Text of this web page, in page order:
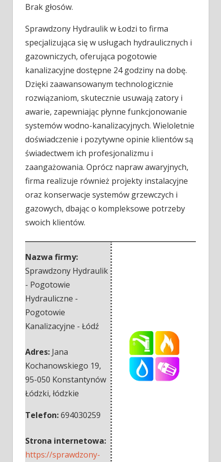
Brak głosów.
Sprawdzony Hydraulik w Łodzi to firma
specjalizująca się w usługach hydraulicznych i
gazowniczych, oferująca pogotowie
kanalizacyjne dostępne 24 godziny na dobę.
Dzięki zaawansowanym technologicznie
rozwiązaniom, skutecznie usuwają zatory i
awarie, zapewniając płynne funkcjonowanie
systemów wodno-kanalizacyjnych. Wieloletnie
doświadczenie i pozytywne opinie klientów są
świadectwem ich profesjonalizmu i
zaangażowania. Oprócz napraw awaryjnych,
firma realizuje również projekty instalacyjne
oraz konserwacje systemów grzewczych i
gazowych, dbając o kompleksowe potrzeby
swoich klientów.
Nazwa firmy:
Sprawdzony Hydraulik
- Pogotowie
Hydrauliczne -
Pogotowie
Kanalizacyjne - Łódź
Adres: Jana
Kochanowskiego 19,
95-050 Konstantynów
Łódzki, łódzkie
Telefon:694030259
Strona internetowa:
https://sprawdzony-